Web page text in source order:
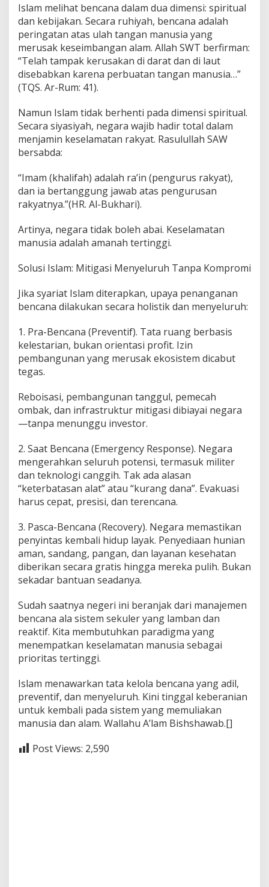
Islam melihat bencana dalam dua dimensi: spiritual
dan kebijakan. Secara ruhiyah, bencana adalah
peringatan atas ulah tangan manusia yang
merusak keseimbangan alam. Allah SWT berfirman:
“Telah tampak kerusakan di darat dan di laut
disebabkan karena perbuatan tangan manusia…”
(TQS. Ar-Rum: 41).
Namun Islam tidak berhenti pada dimensi spiritual.
Secara siyasiyah, negara wajib hadir total dalam
menjamin keselamatan rakyat. Rasulullah SAW
bersabda:
“Imam (khalifah) adalah ra’in (pengurus rakyat),
dan ia bertanggung jawab atas pengurusan
rakyatnya.”(HR. Al-Bukhari).
Artinya, negara tidak boleh abai. Keselamatan
manusia adalah amanah tertinggi.
Solusi Islam: Mitigasi Menyeluruh Tanpa Kompromi
Jika syariat Islam diterapkan, upaya penanganan
bencana dilakukan secara holistik dan menyeluruh:
1. Pra-Bencana (Preventif). Tata ruang berbasis
kelestarian, bukan orientasi profit. Izin
pembangunan yang merusak ekosistem dicabut
tegas.
Reboisasi, pembangunan tanggul, pemecah
ombak, dan infrastruktur mitigasi dibiayai negara
—tanpa menunggu investor.
2. Saat Bencana (Emergency Response). Negara
mengerahkan seluruh potensi, termasuk militer
dan teknologi canggih. Tak ada alasan
“keterbatasan alat” atau “kurang dana”. Evakuasi
harus cepat, presisi, dan terencana.
3. Pasca-Bencana (Recovery). Negara memastikan
penyintas kembali hidup layak. Penyediaan hunian
aman, sandang, pangan, dan layanan kesehatan
diberikan secara gratis hingga mereka pulih. Bukan
sekadar bantuan seadanya.
Sudah saatnya negeri ini beranjak dari manajemen
bencana ala sistem sekuler yang lamban dan
reaktif. Kita membutuhkan paradigma yang
menempatkan keselamatan manusia sebagai
prioritas tertinggi.
Islam menawarkan tata kelola bencana yang adil,
preventif, dan menyeluruh. Kini tinggal keberanian
untuk kembali pada sistem yang memuliakan
manusia dan alam. Wallahu A’lam Bishshawab.[]
Post Views: 2,590